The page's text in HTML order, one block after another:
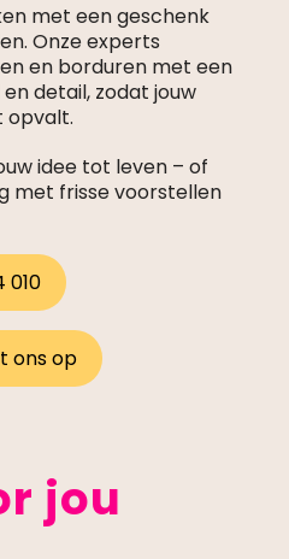
met een geschenk
Onze experts
en borduren met een
detail, zodat jouw
opvalt.
idee tot leven – of
met frisse voorstellen
010
ons op
jou